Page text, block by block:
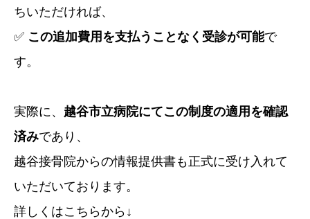
ちいただければ、
✅ この追加費用を支払うことなく受診が可能で
す。
実際に、 越谷市立病院にてこの制度の適用を確認
済みであり、
越谷接骨院からの情報提供書も正式に受け入れて
いただいております。
詳しくはこちらから↓